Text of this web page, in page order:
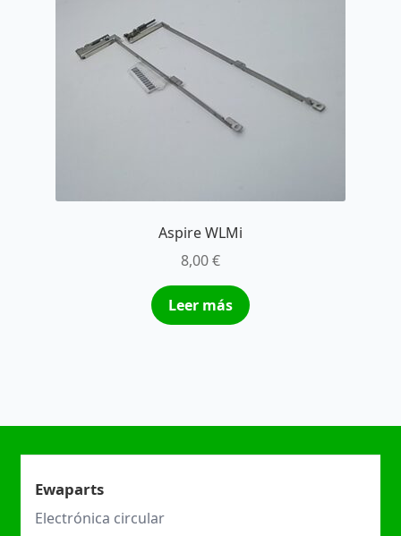
Aspire WLMi
8,00€
Leer más
Ewaparts
Electrónica circular